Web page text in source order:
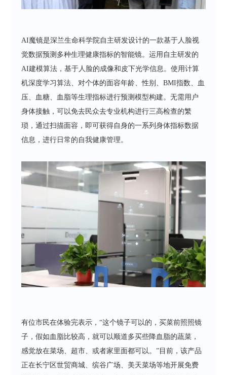
AI魔镜是深兰生命科学院自主研发设计的一款基于人脸视
觉数据预测多种生理健康指标的智能镜。运用自主研发的
AI建模算法，基于人脸的成像和皮下光学信息。使用计算
机深度学习算法、对个体的面容年龄、性别、BMI指数、血
压、血糖、血脂等生理指标进行预测模型构建。无需用户
身体接触，可以免去民众去专业机构进行三高检查的繁
琐，通过扫描面容，即可获得自身的一系列身体指标数据
信息，进行日常的自我健康管理。
有位市民在体验完表示，“这个镜子可以的，买菜前照照镜
子，假如血脂比较高，就可以顺道多买些降血脂的蔬菜，
感觉放在菜场、超市、或者家里面都可以。”目前，该产品
正在长宁区世贸商城、缤谷广场、美天菜场等地开展免费